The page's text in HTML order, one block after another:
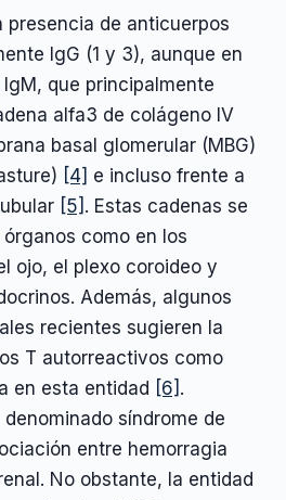
presencia de anticuerpos
IgG (1 y 3), aunque en
que principalmente
alfa3 de colágeno IV
basal glomerular (MBG)
[4] e incluso frente a
[5] . Estas cadenas se
como en los
ojo, el plexo coroideo y
Además, algunos
recientes sugieren la
T autorreactivos como
en esta entidad [6] .
síndrome de
entre hemorragia
No obstante, la entidad